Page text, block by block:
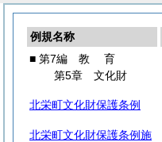
例規名称
■ 第7編 教 育
第5章 文化財
北栄町文化財保護条例
北栄町文化財保護条例施